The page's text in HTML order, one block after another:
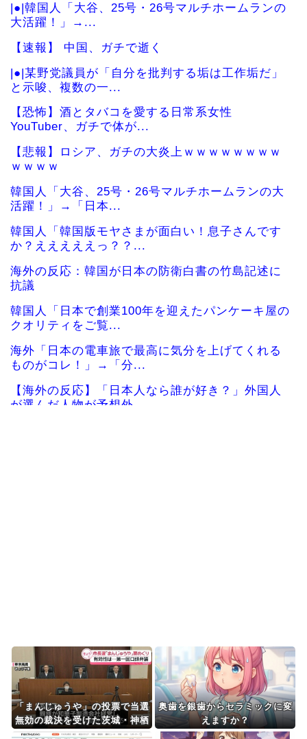
|●|韓国人「大谷、25号・26号マルチホームランの
大活躍！」→...
【速報】 中国、ガチで逝く
|●|某野党議員が「自分を批判する垢は工作垢だ」
と示唆、複数の一...
【恐怖】酒とタバコを愛する日常系女性
YouTuber、ガチで体が...
【悲報】ロシア、ガチの大炎上ｗｗｗｗｗｗｗｗ
ｗｗｗｗ
韓国人「大谷、25号・26号マルチホームランの大
活躍！」→「日本...
韓国人「韓国版モヤさまが面白い！息子さんです
か？えええええっ？？...
海外の反応：韓国が日本の防衛白書の竹島記述に
抗議
韓国人「日本で創業100年を迎えたパンケーキ屋の
クオリティをご覧...
海外「日本の電車旅で最高に気分を上げてくれる
ものがコレ！」→「分...
【海外の反応】「日本人なら誰が好き？」外国人
が選んだ人物が予想外...
Powered by livedoor 相互RSS
「まんじゅうや」の投票で当選
無効の裁決を受けた茨城・神栖
市長 県選挙管理委員会を訴訟
奥歯を銀歯からセラミックに変
えますか？